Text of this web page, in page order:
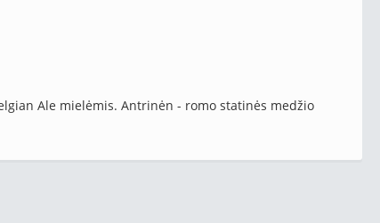
Ale mielėmis. Antrinėn - romo statinės medžio